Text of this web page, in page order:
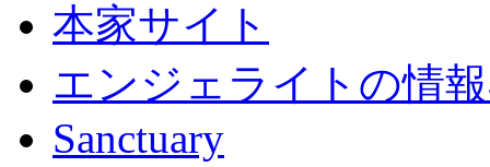
本家サイト
エンジェライトの情
Sanctuary